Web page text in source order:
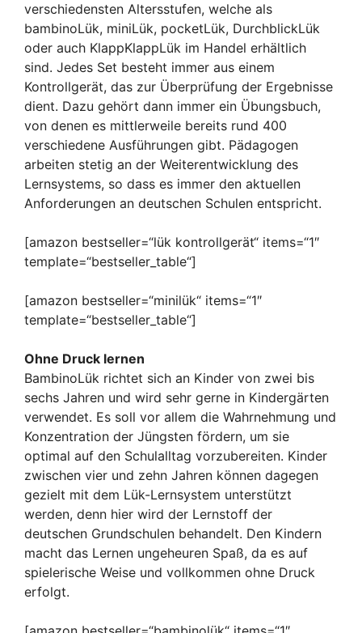
verschiedensten Altersstufen, welche als
bambinoLük, miniLük, pocketLük, DurchblickLük
oder auch KlappKlappLük im Handel erhältlich
sind. Jedes Set besteht immer aus einem
Kontrollgerät, das zur Überprüfung der Ergebnisse
dient. Dazu gehört dann immer ein Übungsbuch,
von denen es mittlerweile bereits rund 400
verschiedene Ausführungen gibt. Pädagogen
arbeiten stetig an der Weiterentwicklung des
Lernsystems, so dass es immer den aktuellen
Anforderungen an deutschen Schulen entspricht.
[amazon bestseller=“lük kontrollgerät“ items=“1″
template=“bestseller_table“]
[amazon bestseller=“minilük“ items=“1″
template=“bestseller_table“]
Ohne Druck lernen
BambinoLük richtet sich an Kinder von zwei bis
sechs Jahren und wird sehr gerne in Kindergärten
verwendet. Es soll vor allem die Wahrnehmung und
Konzentration der Jüngsten fördern, um sie
optimal auf den Schulalltag vorzubereiten. Kinder
zwischen vier und zehn Jahren können dagegen
gezielt mit dem Lük-Lernsystem unterstützt
werden, denn hier wird der Lernstoff der
deutschen Grundschulen behandelt. Den Kindern
macht das Lernen ungeheuren Spaß, da es auf
spielerische Weise und vollkommen ohne Druck
erfolgt.